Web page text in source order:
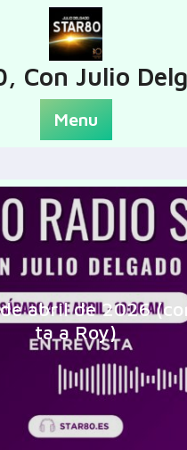
Con Julio
Menu
abril de 2026
ta a Roy)